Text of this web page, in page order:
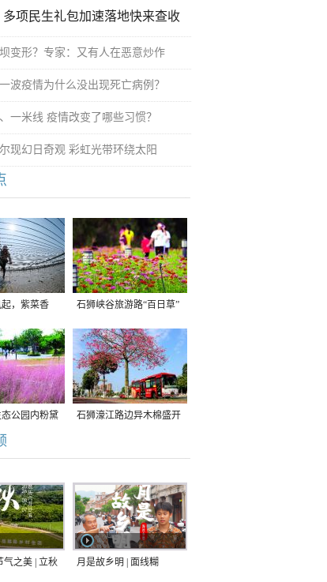
多项民生礼包加速落地快来查收
变形？专家：又有人在恶意炒作
波疫情为什么没出现死亡病例？
一米线 疫情改变了哪些习惯？
现幻日奇观 彩虹光带环绕太阳
，紫菜香 石狮峡谷旅游路“百日草”
争相斗艳
公园内粉黛 石狮濠江路边异木棉盛开
气之美 | 立秋 月是故乡明 | 面线糊